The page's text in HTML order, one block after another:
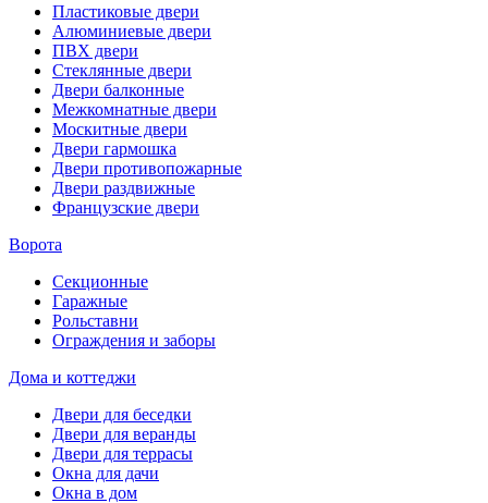
Пластиковые двери
Алюминиевые двери
ПВХ двери
Стеклянные двери
Двери балконные
Межкомнатные двери
Москитные двери
Двери гармошка
Двери противопожарные
Двери раздвижные
Французские двери
Ворота
Секционные
Гаражные
Рольставни
Ограждения и заборы
Дома и коттеджи
Двери для беседки
Двери для веранды
Двери для террасы
Окна для дачи
Окна в дом